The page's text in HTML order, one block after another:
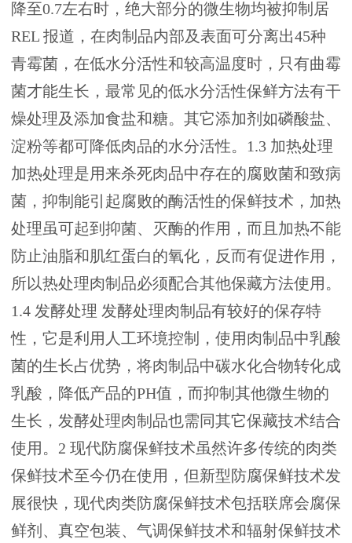
降至0.7左右时，绝大部分的微生物均被抑制居
REL 报道，在肉制品内部及表面可分离出45种
青霉菌，在低水分活性和较高温度时，只有曲霉
菌才能生长，最常见的低水分活性保鲜方法有干
燥处理及添加食盐和糖。其它添加剂如磷酸盐、
淀粉等都可降低肉品的水分活性。1.3 加热处理
加热处理是用来杀死肉品中存在的腐败菌和致病
菌，抑制能引起腐败的酶活性的保鲜技术，加热
处理虽可起到抑菌、灭酶的作用，而且加热不能
防止油脂和肌红蛋白的氧化，反而有促进作用，
所以热处理肉制品必须配合其他保藏方法使用。
1.4 发酵处理 发酵处理肉制品有较好的保存特
性，它是利用人工环境控制，使用肉制品中乳酸
菌的生长占优势，将肉制品中碳水化合物转化成
乳酸，降低产品的PH值，而抑制其他微生物的
生长，发酵处理肉制品也需同其它保藏技术结合
使用。2 现代防腐保鲜技术虽然许多传统的肉类
保鲜技术至今仍在使用，但新型防腐保鲜技术发
展很快，现代肉类防腐保鲜技术包括联席会腐保
鲜剂、真空包装、气调保鲜技术和辐射保鲜技术